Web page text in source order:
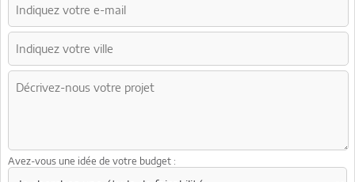
Avez-vous une idée de votre budget :